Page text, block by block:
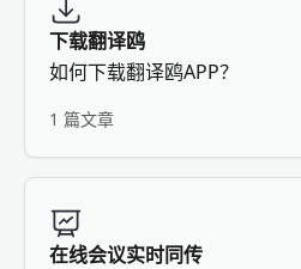
下载翻译鸥
如何下载翻译鸥APP？
1 篇文章
在线会议实时同传